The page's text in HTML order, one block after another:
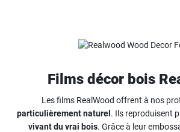
Films décor bois
Les films RealWood offrent à nos
particulièrement naturel. Ils reproduisent
vivant du vrai bois. Grâce à leur